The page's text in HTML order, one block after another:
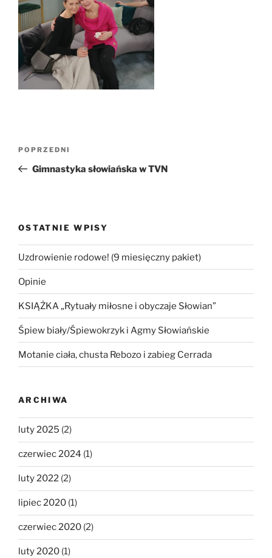
Nawigacja
Poprzedni
wpis
POPRZEDNI
Gimnastyka słowiańska w TVN
OSTATNIE WPISY
Uzdrowienie rodowe! (9 miesięczny pakiet)
Opinie
KSIĄŻKA „Rytuały miłosne i obyczaje Słowian”
Śpiew biały/Śpiewokrzyk i Agmy Słowiańskie
Motanie ciała, chusta Rebozo i zabieg Cerrada
ARCHIWA
luty 2025 (2)
czerwiec 2024 (1)
luty 2022 (2)
lipiec 2020 (1)
czerwiec 2020 (2)
luty 2020 (1)